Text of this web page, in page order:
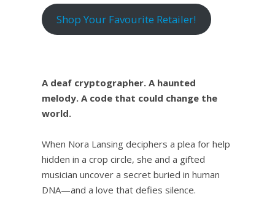
Shop Your Favourite Retailer!
A deaf cryptographer. A haunted
melody. A code that could change the
world.
When Nora Lansing deciphers a plea for help
hidden in a crop circle, she and a gifted
musician uncover a secret buried in human
DNA—and a love that defies silence.